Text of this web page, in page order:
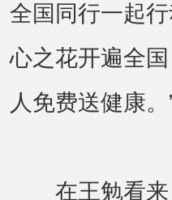
全国同行一起
心之花开遍全
人免费送健康
在王勉看来